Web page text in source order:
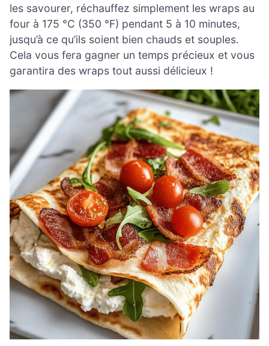
les savourer, réchauffez simplement les wraps au
four à 175 °C (350 °F) pendant 5 à 10 minutes,
jusqu’à ce qu’ils soient bien chauds et souples.
Cela vous fera gagner un temps précieux et vous
garantira des wraps tout aussi délicieux !